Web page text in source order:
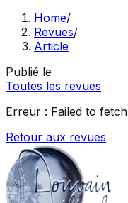
Home/
Revues/
Article
Publié le
Toutes les revues
Erreur : Failed to fetch
Retour aux revues